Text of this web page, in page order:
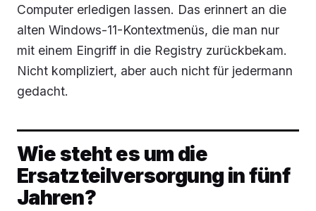
Computer erledigen lassen. Das erinnert an die
alten Windows-11-Kontextmenüs, die man nur
mit einem Eingriff in die Registry zurückbekam.
Nicht kompliziert, aber auch nicht für jedermann
gedacht.
Wie steht es um die
Ersatzteilversorgung in fünf
Jahren?